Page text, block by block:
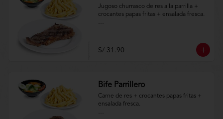
Jugoso churrasco de res a la parrilla +
crocantes papas fritas + ensalada fresca.
m/TYCGenerales
S/ 31.90
Bife Parrillero
Carne de res + crocantes papas fritas +
ensalada fresca.